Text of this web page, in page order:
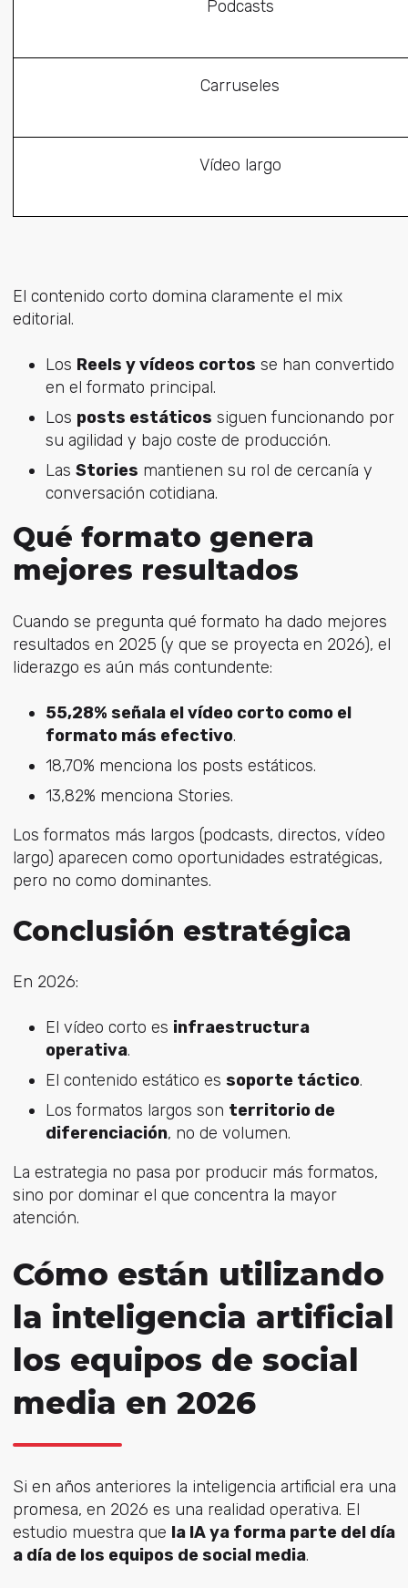
Podcasts
Carruseles
Vídeo largo
El contenido corto domina claramente el mix
editorial.
Los Reels y vídeos cortos se han convertido
en el formato principal.
Los posts estáticos siguen funcionando por
su agilidad y bajo coste de producción.
Las Stories mantienen su rol de cercanía y
conversación cotidiana.
Qué formato genera
mejores resultados
Cuando se pregunta qué formato ha dado mejores
resultados en 2025 (y que se proyecta en 2026), el
liderazgo es aún más contundente:
55,28% señala el vídeo corto como el
formato más efectivo.
18,70% menciona los posts estáticos.
13,82% menciona Stories.
Los formatos más largos (podcasts, directos, vídeo
largo) aparecen como oportunidades estratégicas,
pero no como dominantes.
Conclusión estratégica
En 2026:
El vídeo corto es infraestructura
operativa.
El contenido estático es soporte táctico.
Los formatos largos son territorio de
diferenciación, no de volumen.
La estrategia no pasa por producir más formatos,
sino por dominar el que concentra la mayor
atención.
Cómo están utilizando
la inteligencia artificial
los equipos de social
media en 2026
Si en años anteriores la inteligencia artificial era una
promesa, en 2026 es una realidad operativa. El
estudio muestra que la IA ya forma parte del día
a día de los equipos de social media.